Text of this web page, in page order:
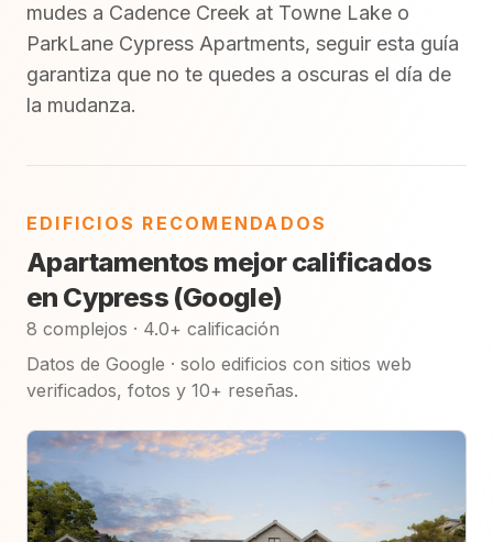
mudes a Cadence Creek at Towne Lake o
ParkLane Cypress Apartments, seguir esta guía
garantiza que no te quedes a oscuras el día de
la mudanza.
EDIFICIOS RECOMENDADOS
Apartamentos mejor calificados
en Cypress (Google)
8 complejos · 4.0+ calificación
Datos de Google · solo edificios con sitios web
verificados, fotos y 10+ reseñas.